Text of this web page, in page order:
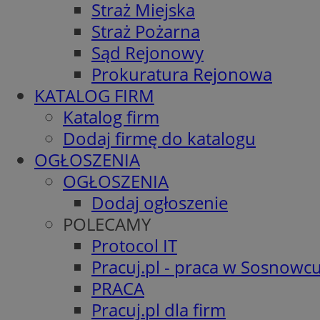
Straż Miejska
Straż Pożarna
Sąd Rejonowy
Prokuratura Rejonowa
KATALOG FIRM
Katalog firm
Dodaj firmę do katalogu
OGŁOSZENIA
OGŁOSZENIA
Dodaj ogłoszenie
POLECAMY
Protocol IT
Pracuj.pl - praca w
PRACA
Pracuj.pl dla firm